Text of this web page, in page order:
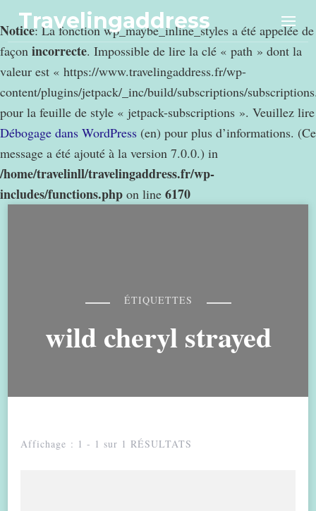
Notice: La fonction wp_maybe_inline_styles a été appelée de
façon incorrecte. Impossible de lire la clé « path » dont la
valeur est « https://www.travelingaddress.fr/wp-
content/plugins/jetpack/_inc/build/subscriptions/
pour la feuille de style « jetpack-subscriptions ». Veuillez lire
Débogage dans WordPress (en) pour plus d’informations. (Ce
message a été ajouté à la version 7.0.0.) in
/home/travelinll/travelingaddress.fr/wp-
includes/functions.php on line 6170
Travelingaddress
ÉTIQUETTES
wild cheryl strayed
Affichage : 1 - 1 sur 1 RÉSULTATS